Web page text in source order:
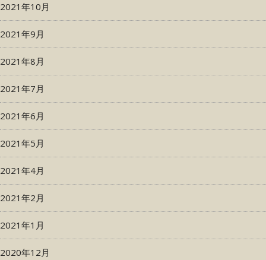
2021年10月
2021年9月
2021年8月
2021年7月
2021年6月
2021年5月
2021年4月
2021年2月
2021年1月
2020年12月